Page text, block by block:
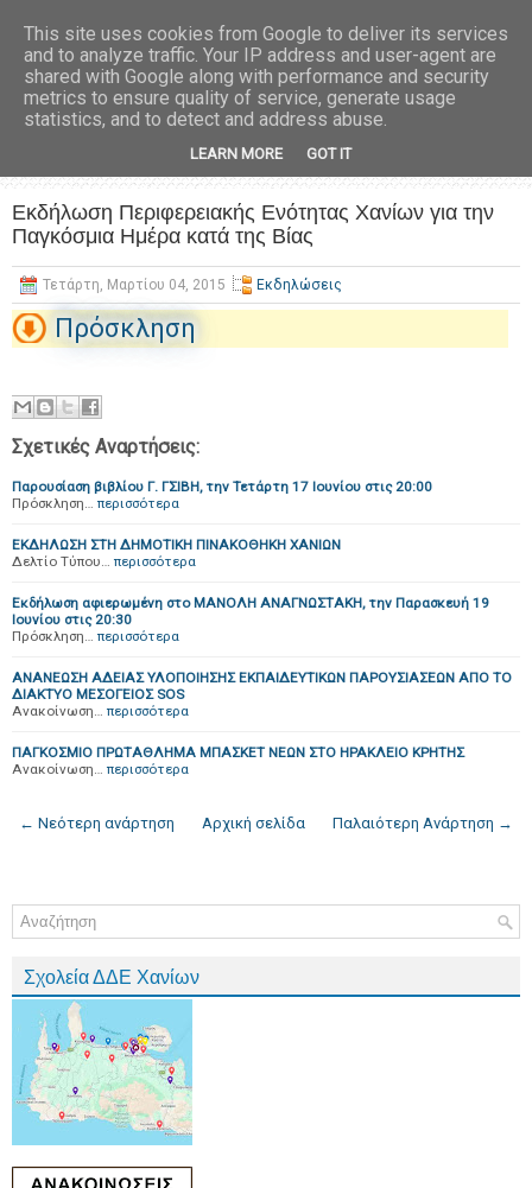
Εκδήλωση Περιφερειακής Ενότητας Χανίων για την
Παγκόσμια Ημέρα κατά της Βίας
Τετάρτη, Μαρτίου 04, 2015 Εκδηλώσεις
Πρόσκληση
Σχετικές Αναρτήσεις:
Παρουσίαση βιβλίου Γ. ΓΣΙΒΗ, την Τετάρτη 17 Ιουνίου στις 20:00
Πρόσκληση… περισσότερα
ΕΚΔΗΛΩΣΗ ΣΤΗ ΔΗΜΟΤΙΚΗ ΠΙΝΑΚΟΘΗΚΗ ΧΑΝΙΩΝ
Δελτίο Τύπου… περισσότερα
Εκδήλωση αφιερωμένη στο ΜΑΝΟΛΗ ΑΝΑΓΝΩΣΤΑΚΗ, την Παρασκευή 19
Ιουνίου στις 20:30
Πρόσκληση… περισσότερα
ΑΝΑΝΕΩΣΗ ΑΔΕΙΑΣ ΥΛΟΠΟΙΗΣΗΣ ΕΚΠΑΙΔΕΥΤΙΚΩΝ ΠΑΡΟΥΣΙΑΣΕΩΝ ΑΠΟ ΤΟ
ΔΙAΚΤΥΟ ΜΕΣΟΓΕΙΟΣ SOS
Ανακοίνωση… περισσότερα
ΠΑΓΚΟΣΜΙΟ ΠΡΩΤΑΘΛΗΜΑ ΜΠΑΣΚΕΤ ΝΕΩΝ ΣΤΟ ΗΡΑΚΛΕΙΟ ΚΡΗΤΗΣ
Ανακοίνωση… περισσότερα
← Νεότερη ανάρτηση Παλαιότερη Ανάρτηση →
Αρχική σελίδα
Σχολεία ΔΔΕ Χανίων
This site uses cookies from Google to deliver its services
and to analyze traffic. Your IP address and user-agent are
shared with Google along with performance and security
metrics to ensure quality of service, generate usage
statistics, and to detect and address abuse.
LEARN MORE GOT IT